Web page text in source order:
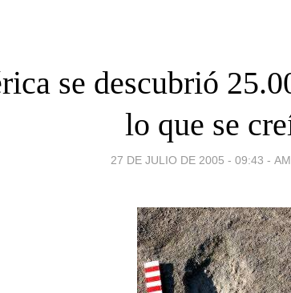
se descubrió
lo que se
27 DE JULIO DE 2005 - 09:43 -